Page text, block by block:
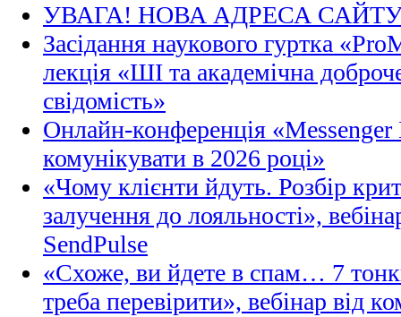
УВАГА! НОВА АДРЕСА
Засідання наукового гуртка
лекція «ШІ та академічна
свідомість»
Онлайн-конференція
комунікувати в 2026 році»
«Чому клієнти йдуть. Розбір
залучення до лояльності»,
SendPulse
«Схоже, ви йдете в спам… 7
треба перевірити», вебінар від